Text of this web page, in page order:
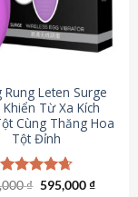
Rung Leten Surge
Từ Xa Kích
Cùng Thăng Hoa
Tột Đỉnh
Được xếp
₫ Giá
595,000₫Giá